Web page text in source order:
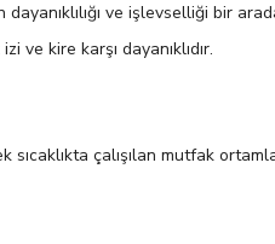
ve işlevselliği bir
ve kire karşı dayanıklıdır.
çalışılan mutfak